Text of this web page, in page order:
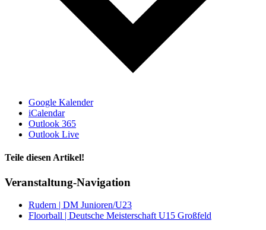
Google Kalender
iCalendar
Outlook 365
Outlook Live
Teile diesen Artikel!
Facebook
X
WhatsApp
Telegram
Veranstaltung-Navigation
Rudern | DM Junioren/U23
Floorball | Deutsche Meisterschaft U15 Großfeld